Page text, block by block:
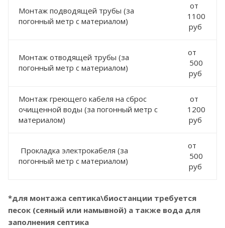
Монтаж подводящей трубы (за
погонный метр с материалом)
от
1100
руб
Монтаж отводящей трубы (за
погонный метр с материалом)
от
500
руб
Монтаж греющего кабеля на сброс
очищенной воды (за погонный метр с
материалом)
от
1200
руб
Прокладка электрокабеля (за
погонный метр с материалом)
от
500
руб
*для монтажа септика\биостанции требуется
песок (сеяный или намывной) а также вода для
заполнения септика